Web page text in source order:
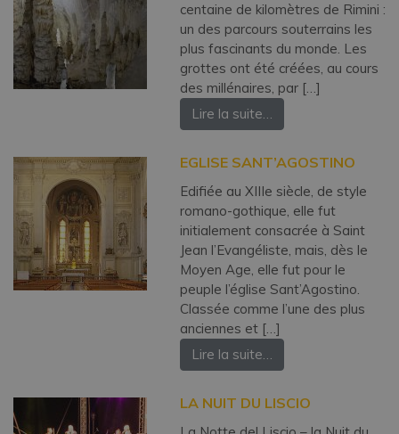
centaine de kilomètres de Rimini :
un des parcours souterrains les
plus fascinants du monde. Les
grottes ont été créées, au cours
des millénaires, par […]
Lire la suite…
EGLISE SANT’AGOSTINO
Edifiée au XIIIe siècle, de style
romano-gothique, elle fut
initialement consacrée à Saint
Jean l’Evangéliste, mais, dès le
Moyen Age, elle fut pour le
peuple l’église Sant’Agostino.
Classée comme l’une des plus
anciennes et […]
Lire la suite…
LA NUIT DU LISCIO